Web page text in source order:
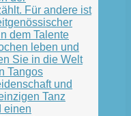
Für andere ist
dem Talente
leben und
Sie in die Welt
Tangos
und
Tanz
einen